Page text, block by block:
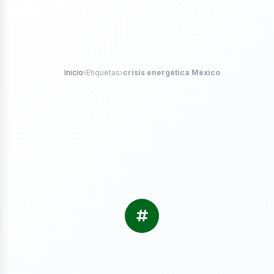
Inicio›Etiquetas›crisis energética México